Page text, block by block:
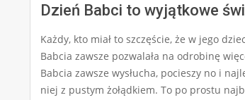
Dzień Babci to wyjątkowe
Każdy, kto miał to szczęście, że w jego
Babcia zawsze pozwalała na odrobinę
Babcia zawsze wysłucha, pocieszy no i
niej z pustym żołądkiem. To po prostu